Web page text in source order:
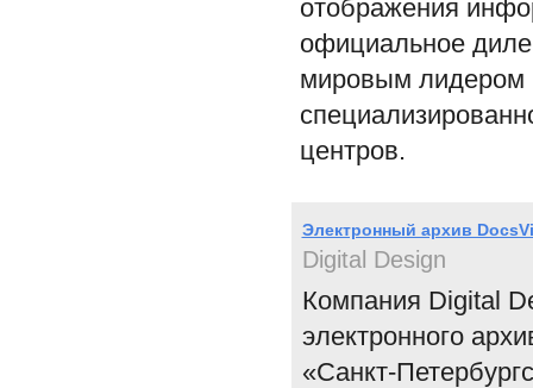
отображения
официальное
мировым лидером
центров.
Электронный архив
Digital Design
Компания Digital
электронного
«Санкт-